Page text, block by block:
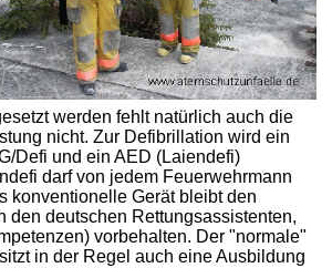
werden fehlt natürlich auch die
nicht. Zur Defibrillation wird ein
Defi und ein AED (Laiendefi)
darf von jedem Feuerwehrmann
konventionelle Gerät bleibt den
den deutschen Rettungsassistenten,
vorbehalten. Der "normale"
in der Regel auch eine Ausbildung